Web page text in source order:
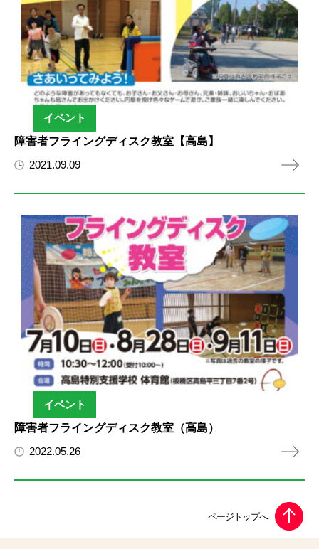
イベント
障害者フライングディスク教室【高島】
2021.09.09
イベント
障害者フライングディスク教室（高島）
2022.05.26